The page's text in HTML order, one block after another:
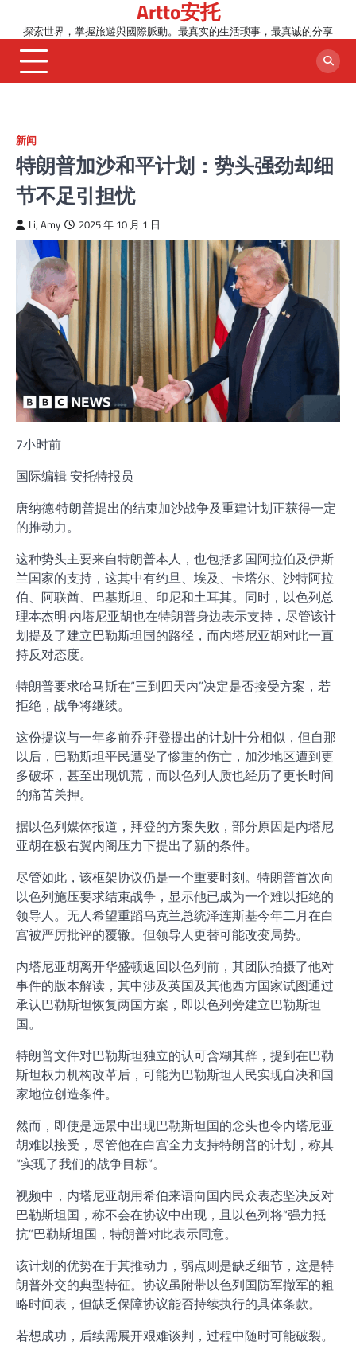
content
Artto安托
探索世界，掌握旅遊與國際脈動。最真实的生活琐事，最真诚的分享
新闻
特朗普加沙和平计划：势头强劲却细
节不足引担忧
Li, Amy 2025 年 10 月 1 日
7小时前
国际编辑 安托特报员
唐纳德·特朗普提出的结束加沙战争及重建计划正获得一定
的推动力。
这种势头主要来自特朗普本人，也包括多国阿拉伯及伊斯
兰国家的支持，这其中有约旦、埃及、卡塔尔、沙特阿拉
伯、阿联酋、巴基斯坦、印尼和土耳其。同时，以色列总
理本杰明·内塔尼亚胡也在特朗普身边表示支持，尽管该计
划提及了建立巴勒斯坦国的路径，而内塔尼亚胡对此一直
持反对态度。
特朗普要求哈马斯在“三到四天内”决定是否接受方案，若
拒绝，战争将继续。
这份提议与一年多前乔·拜登提出的计划十分相似，但自那
以后，巴勒斯坦平民遭受了惨重的伤亡，加沙地区遭到更
多破坏，甚至出现饥荒，而以色列人质也经历了更长时间
的痛苦关押。
据以色列媒体报道，拜登的方案失败，部分原因是内塔尼
亚胡在极右翼内阁压力下提出了新的条件。
尽管如此，该框架协议仍是一个重要时刻。特朗普首次向
以色列施压要求结束战争，显示他已成为一个难以拒绝的
领导人。无人希望重蹈乌克兰总统泽连斯基今年二月在白
宫被严厉批评的覆辙。但领导人更替可能改变局势。
内塔尼亚胡离开华盛顿返回以色列前，其团队拍摄了他对
事件的版本解读，其中涉及英国及其他西方国家试图通过
承认巴勒斯坦恢复两国方案，即以色列旁建立巴勒斯坦
国。
特朗普文件对巴勒斯坦独立的认可含糊其辞，提到在巴勒
斯坦权力机构改革后，可能为巴勒斯坦人民实现自决和国
家地位创造条件。
然而，即使是远景中出现巴勒斯坦国的念头也令内塔尼亚
胡难以接受，尽管他在白宫全力支持特朗普的计划，称其
“实现了我们的战争目标”。
视频中，内塔尼亚胡用希伯来语向国内民众表态坚决反对
巴勒斯坦国，称不会在协议中出现，且以色列将“强力抵
抗”巴勒斯坦国，特朗普对此表示同意。
该计划的优势在于其推动力，弱点则是缺乏细节，这是特
朗普外交的典型特征。协议虽附带以色列国防军撤军的粗
略时间表，但缺乏保障协议能否持续执行的具体条款。
若想成功，后续需展开艰难谈判，过程中随时可能破裂。